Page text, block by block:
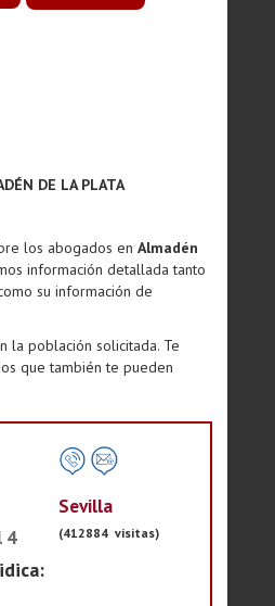
DE LA PLATA
los abogados en Almadén
información detallada tanto
su información de
la población solicitada. Te
que también te pueden
4
Sevilla
(412884 visitas)